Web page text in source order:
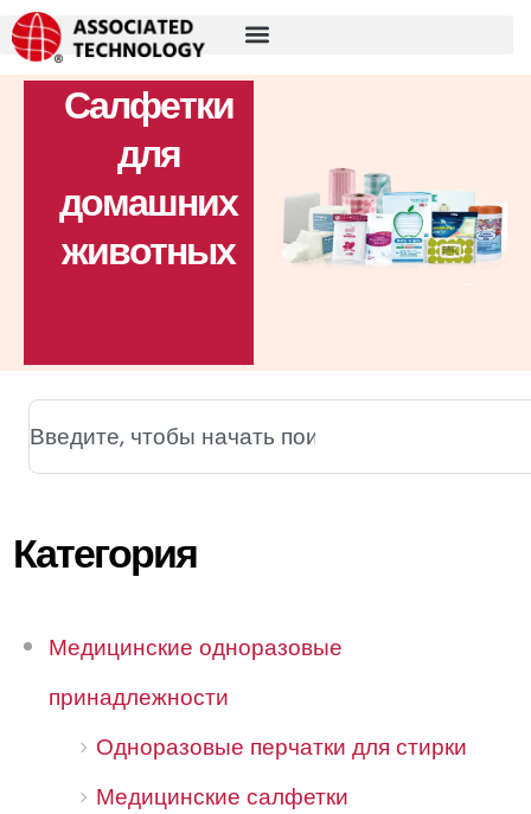
Перейти
содержимому
Салфетки
для
домашних
животных
Поиск
Категория
Медицинские одноразовые
принадлежности
Одноразовые перчатки для стирки
Медицинские салфетки